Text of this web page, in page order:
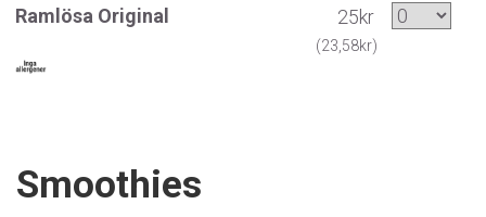
Ramlösa Original 25kr
(23,58kr)
Smoothies